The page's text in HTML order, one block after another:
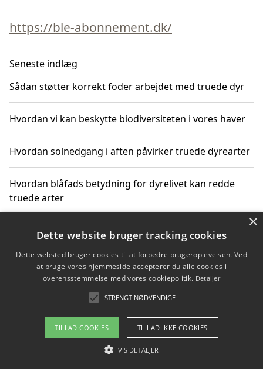
https://ble-abonnement.dk/
Seneste indlæg
Sådan støtter korrekt foder arbejdet med truede dyr
Hvordan vi kan beskytte biodiversiteten i vores haver
Hvordan solnedgang i aften påvirker truede dyrearter
Hvordan blåfads betydning for dyrelivet kan redde
truede arter
Hvordan kan gaver til unge voksne støtte bevarelsen
Copyright 2026 - Pilanto Aps
Om / kontakt
Blog Betingelser
×
Dette website bruger tracking cookies
Dette websted bruger cookies til at forbedre brugeroplevelsen. Ved
at bruge vores hjemmeside accepterer du alle cookies i
overensstemmelse med vores cookiepolitik. Detaljer
STRENGT NØDVENDIGE
TILLAD COOKIES TILLAD IKKE COOKIES
VIS DETALJER